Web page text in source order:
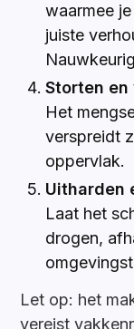
waarmee
juiste
Storten en
Het
verspreidt
oppervlak.
Uitharden
Laat het
drogen,
Let op: het
vereist